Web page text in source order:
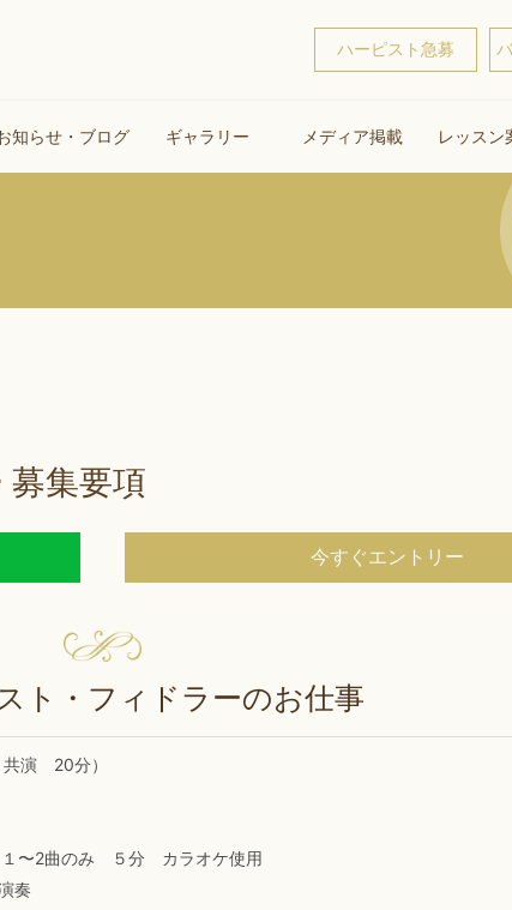
ハーピスト急募
知らせ・ブログ ギャラリー メディア掲載 レッスン
集要項
今すぐエントリー
ト・フィドラーのお仕事
演 20分）
〜2曲のみ ５分 カラオケ使用
奏